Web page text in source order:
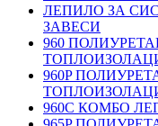
ЛЕПИЛО ЗА
ЗАВЕСИ
960
960P
960C КОМБО